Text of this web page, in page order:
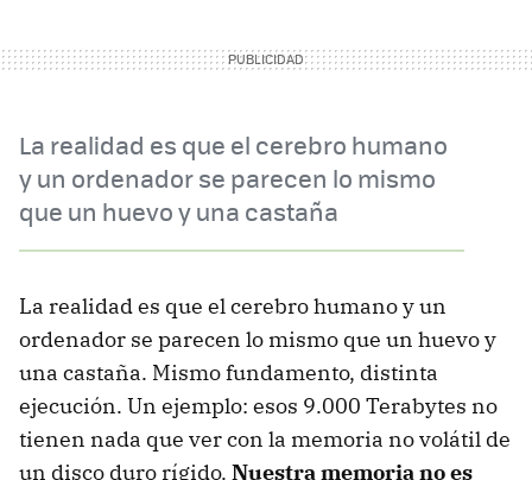
La realidad es que el cerebro humano
y un ordenador se parecen lo mismo
que un huevo y una castaña
La realidad es que el cerebro humano y un
ordenador se parecen lo mismo que un huevo y
una castaña. Mismo fundamento, distinta
ejecución. Un ejemplo: esos 9.000 Terabytes no
tienen nada que ver con la memoria no volátil de
un disco duro rígido. Nuestra memoria no es